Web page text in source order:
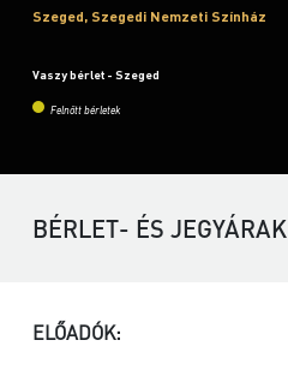
Szeged, Szegedi Nemzeti Színház
Vaszy bérlet - Szeged
Felnőtt bérletek
BÉRLET- ÉS JEGYÁRAK
ELŐADÓK: